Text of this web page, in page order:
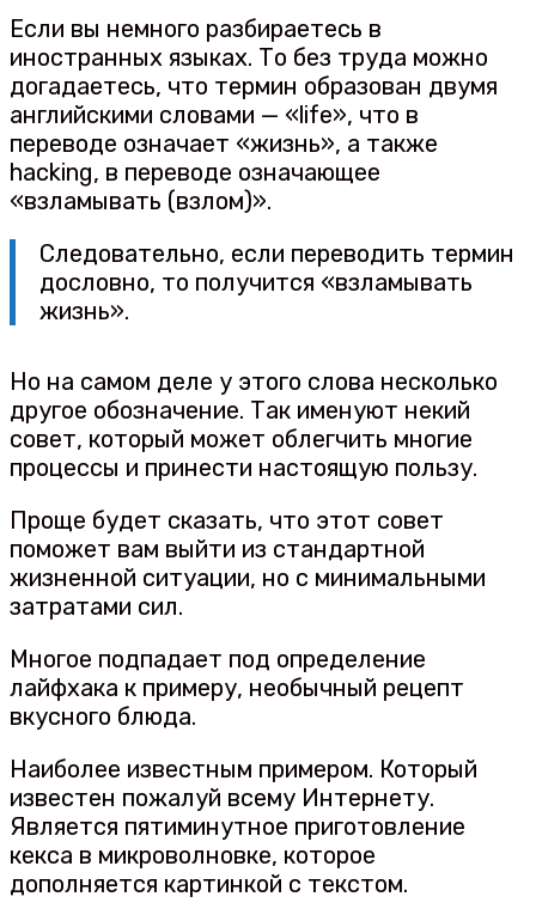
Если вы немного разбираетесь в
иностранных языках. То без труда можно
догадаетесь, что термин образован двумя
английскими словами — «life», что в
переводе означает «жизнь», а также
hacking, в переводе означающее
«взламывать (взлом)».
Следовательно, если переводить термин
дословно, то получится «взламывать
жизнь».
Но на самом деле у этого слова несколько
другое обозначение. Так именуют некий
совет, который может облегчить многие
процессы и принести настоящую пользу.
Проще будет сказать, что этот совет
поможет вам выйти из стандартной
жизненной ситуации, но с минимальными
затратами сил.
Многое подпадает под определение
лайфхака к примеру, необычный рецепт
вкусного блюда.
Наиболее известным примером. Который
известен пожалуй всему Интернету.
Является пятиминутное приготовление
кекса в микроволновке, которое
дополняется картинкой с текстом.